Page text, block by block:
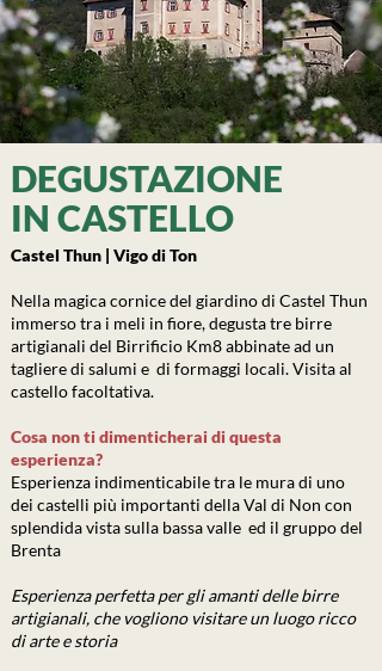
DEGUSTAZIONE
IN CASTELLO
Castel Thun | Vigo di Ton
Nella magica cornice del giardino di Castel Thun
immerso tra i meli in fiore, degusta tre birre
artigianali del Birrificio Km8 abbinate ad un
tagliere di salumi e di formaggi locali. Visita al
castello facoltativa.
Cosa non ti dimenticherai di questa
esperienza?
Esperienza indimenticabile tra le mura di uno
dei castelli più importanti della Val di Non con
splendida vista sulla bassa valle ed il gruppo del
Brenta
Esperienza perfetta per gli amanti delle birre
artigianali, che vogliono visitare un luogo ricco
di arte e storia